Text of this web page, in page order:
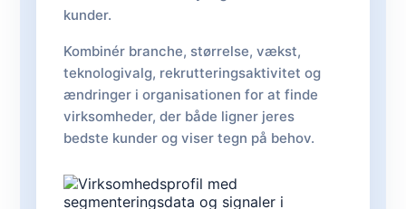
kunder.
Kombinér branche, størrelse, vækst,
teknologivalg, rekrutteringsaktivitet og
ændringer i organisationen for at finde
virksomheder, der både ligner jeres
bedste kunder og viser tegn på behov.